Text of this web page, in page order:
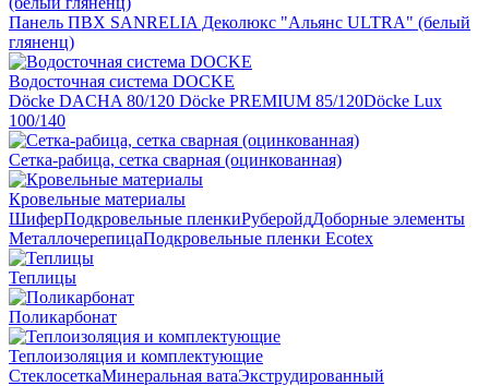
Панель ПВХ SANRELIA Деколюкс "Альянс ULTRA" (белый
гляненц)
Водосточная система DOCKE
Döсkе DACHA 80/120 Döcke PREMIUM 85/120Döсkе Luх
100/140
Сетка-рабица, сетка сварная (оцинкованная)
Кровельные материалы
ШиферПодкровельные пленкиРуберойдДоборные элементы
МеталлочерепицаПодкровельные пленки Ecotex
Теплицы
Поликарбонат
Теплоизоляция и комплектующие
СтеклосеткаМинеральная ватаЭкструдированный